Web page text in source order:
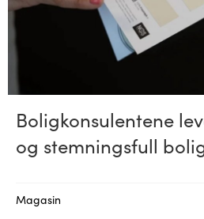
Boligkonsulentene
og stemningsfull
Magasin